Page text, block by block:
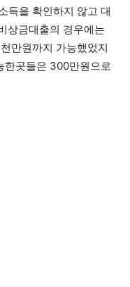
득을 확인하지 않고 대
상금대출의 경우에는
만원까지 가능했었지
한곳들은 300만원으로